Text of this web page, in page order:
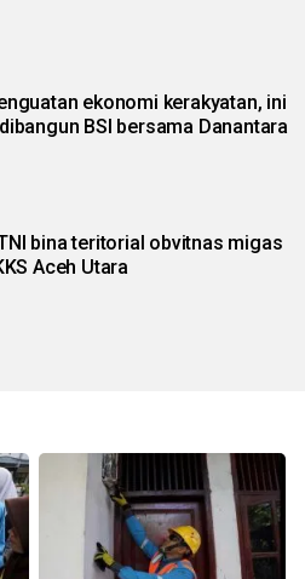
ekonomi kerakyatan, ini
BSI bersama Danantara
bina teritorial obvitnas migas
Aceh Utara